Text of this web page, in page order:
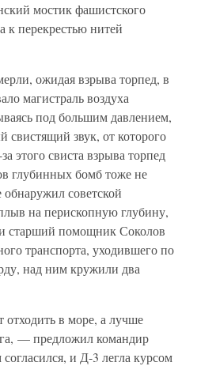
мостик фашистского
перекрестью нитей
ожидая взрыва торпед, в
магистраль воздуха
под большим давлением,
свистящий звук, от которого
этого свиста взрыва торпед
глубинных бомб тоже не
советской
на перископную глубину,
старший помощник Соколов
транспорта, уходившего по
над ним кружили два
в море, а лучше
— предложил командир
и Д-3 легла курсом